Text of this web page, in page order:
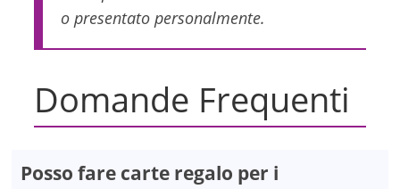
o presentato personalmente.
Domande Frequenti
Posso fare carte regalo per i